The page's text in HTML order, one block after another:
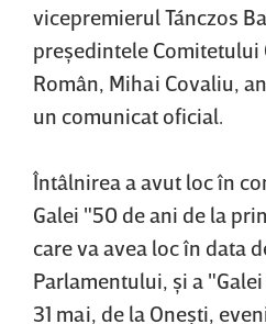
vicepremierul Tánczos
preşedintele Comitetului
Român, Mihai Covaliu,
un comunicat oficial.
Întâlnirea a avut loc în
Galei "50 de ani de la
care va avea loc în data
Parlamentului, şi a
31 mai, de la Oneşti,